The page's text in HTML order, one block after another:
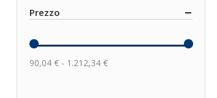
Prezzo
90,04 € - 1.212,34 €